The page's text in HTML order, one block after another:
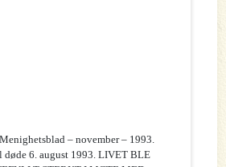
– november – 1993.
døde 6. august 1993. LIVET BLE